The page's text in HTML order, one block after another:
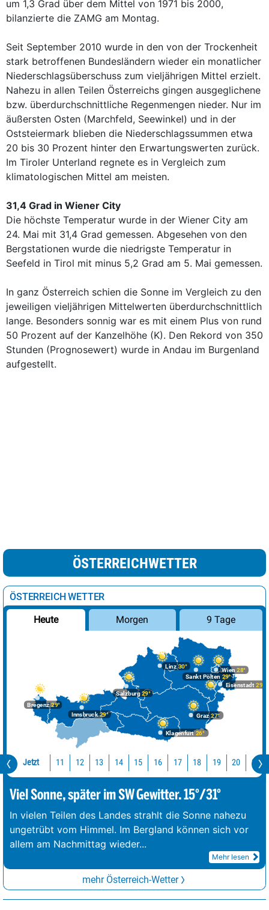
um 1,3 Grad über dem Mittel von 1971 bis 2000,
bilanzierte die ZAMG am Montag.
Seit September 2010 wurde in den von der Trockenheit
stark betroffenen Bundesländern wieder ein monatlicher
Niederschlagsüberschuss zum vieljährigen Mittel erzielt.
Nahezu in allen Teilen Österreichs gingen ausgeglichene
bzw. überdurchschnittliche Regenmengen nieder. Nur im
äußersten Osten (Marchfeld, Seewinkel) und in der
Oststeiermark blieben die Niederschlagssummen etwa
20 bis 30 Prozent hinter den Erwartungswerten zurück.
Im Tiroler Unterland regnete es in Vergleich zum
klimatologischen Mittel am meisten.
31,4 Grad in Wiener City
Die höchste Temperatur wurde in der Wiener City am
24. Mai mit 31,4 Grad gemessen. Abgesehen von den
Bergstationen wurde die niedrigste Temperatur in
Seefeld in Tirol mit minus 5,2 Grad am 5. Mai gemessen.
In ganz Österreich schien die Sonne im Vergleich zu den
jeweiligen vieljährigen Mittelwerten überdurchschnittlich
lange. Besonders sonnig war es mit einem Plus von rund
50 Prozent auf der Kanzelhöhe (K). Den Rekord von 350
Stunden (Prognosewert) wurde in Andau im Burgenland
aufgestellt.
ÖSTERREICHWETTER
ÖSTERREICH WETTER
Heute Morgen 9 Tage
Bregenz29°
Graz27°
Innsbruck29°
Klagenfurt 26°
Linz30°
Salzburg29°
Wien 28°
Eisenstadt 29°
Sankt Pölten 29°
Jetzt 11 12 13 14 15 16 17 18 19 20 21
Viel Sonne, später im SW Gewitter. 15°/31°
In vielen Teilen des Landes strahlt die Sonne nahezu
ungetrübt vom Himmel. Im Bergland können sich vor
allem am Nachmittag wieder...
Mehr lesen
mehr Österreich-Wetter